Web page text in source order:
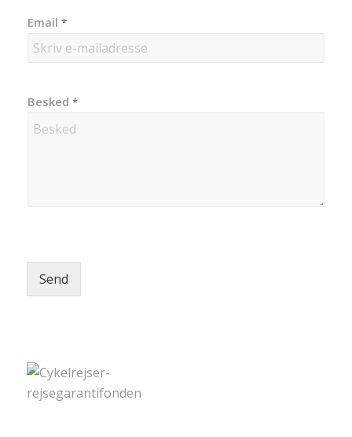
Email *
Besked *
Send